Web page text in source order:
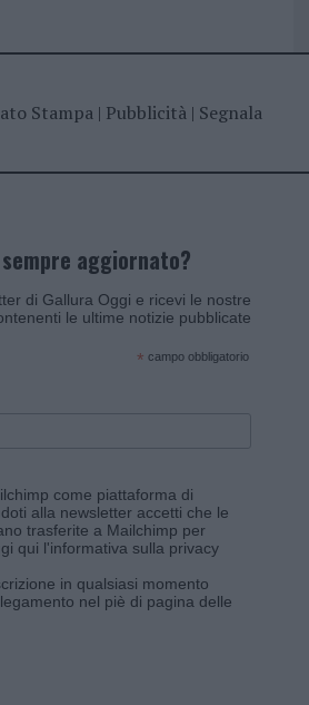
Stampa| Pubblicità| Segnala
aggiornato?
di Gallura Oggi e ricevi le nostre
le ultime notizie pubblicate
* campo obbligatorio
come piattaforma di
alla newsletter accetti che le
trasferite a Mailchimp per
qui l'informativa sulla privacy
in qualsiasi momento
nel piè di pagina delle